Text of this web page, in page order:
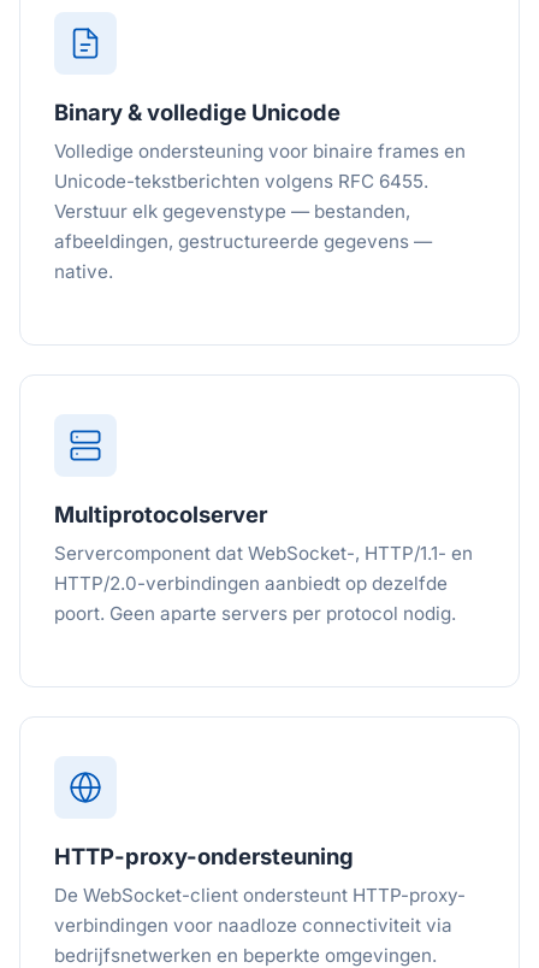
Binary & volledige Unicode
Volledige ondersteuning voor binaire frames en
Unicode-tekstberichten volgens RFC 6455.
Verstuur elk gegevenstype — bestanden,
afbeeldingen, gestructureerde gegevens —
native.
Multiprotocolserver
Servercomponent dat WebSocket-, HTTP/1.1- en
HTTP/2.0-verbindingen aanbiedt op dezelfde
poort. Geen aparte servers per protocol nodig.
HTTP-proxy-ondersteuning
De WebSocket-client ondersteunt HTTP-proxy-
verbindingen voor naadloze connectiviteit via
bedrijfsnetwerken en beperkte omgevingen.